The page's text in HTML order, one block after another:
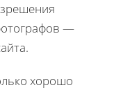
—
хорошо